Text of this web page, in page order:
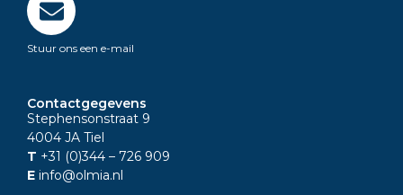
Stuur ons een e-mail
Contactgegevens
Stephensonstraat 9
4004 JA Tiel
T +31 (0)344 – 726 909
E info@olmia.nl